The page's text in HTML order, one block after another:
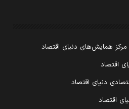
مرکز همایش‌های دنیای اقتصاد
اقتصاد
دنیای اقتصاد
اقتصاد